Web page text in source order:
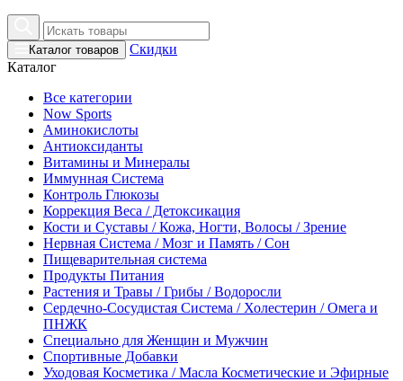
Каталог товаров
Скидки
Каталог
Все категории
Now Sports
Аминокислоты
Антиоксиданты
Витамины и Минералы
Иммунная Система
Контроль Глюкозы
Коррекция Веса / Детоксикация
Кости и Суставы / Кожа, Ногти, Волосы / Зрение
Нервная Система / Мозг и Память / Сон
Пищеварительная система
Продукты Питания
Растения и Травы / Грибы / Водоросли
Сердечно-Сосудистая Система / Холестерин / Омега и
ПНЖК
Специально для Женщин и Мужчин
Спортивные Добавки
Уходовая Косметика / Масла Косметические и Эфирные